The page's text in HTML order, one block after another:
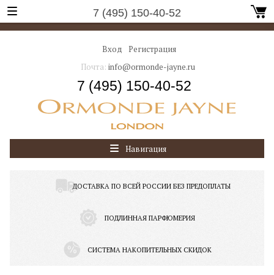
7 (495) 150-40-52
Вход
Регистрация
Почта: info@ormonde-jayne.ru
7 (495) 150-40-52
Навигация
ДОСТАВКА ПО ВСЕЙ РОССИИ БЕЗ ПРЕДОПЛАТЫ
ПОДЛИННАЯ ПАРФЮМЕРИЯ
СИСТЕМА НАКОПИТЕЛЬНЫХ СКИДОК